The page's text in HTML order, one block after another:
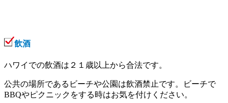
飲酒
ハワイでの飲酒は２１歳以上から合法です。
公共の場所であるビーチや公園は飲酒禁止です。ビーチで
BBQやピクニックをする時はお気を付けください。